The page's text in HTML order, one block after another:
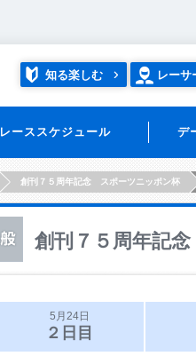
知る楽しむ レーサ
レーススケジュール デ
創刊７５周年記念 スポーツニッポン杯
創刊７５周年記
5月24日
２日目